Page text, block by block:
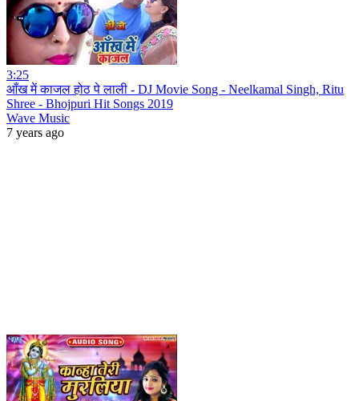
3:25
आँख में काजल होठ पे लाली - DJ Movie Song - Neelkamal Singh, Ritu
Shree - Bhojpuri Hit Songs 2019
Wave Music
7 years ago